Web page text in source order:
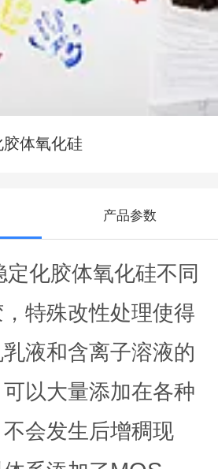
体氧化硅
产品参数
定化胶体氧化硅不同
特殊改性处理使得
液和含离子溶液的
以大量添加在各种
会发生后增稠现